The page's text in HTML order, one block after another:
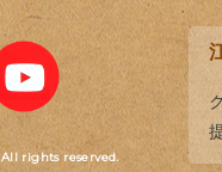
All rights reserved.